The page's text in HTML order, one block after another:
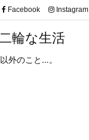
輪な生活
外のこと…。
Facebook Instagram